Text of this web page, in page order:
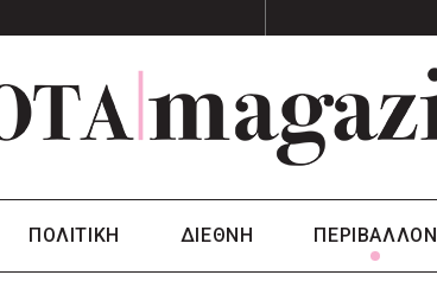
ΠΟΛΙΤΙΚΗ ΔΙΕΘΝΗ ΠΕΡΙΒΑΛΛΟΝ